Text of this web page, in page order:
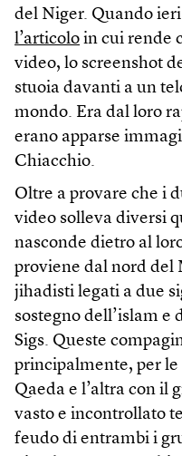
del Niger. Quando ieri
l’articolo in cui rende
video, lo screenshot
stuoia davanti a un
mondo. Era dal loro
erano apparse
Chiacchio.
Oltre a provare che i
video solleva diversi
nasconde dietro al
proviene dal nord del
jihadisti legati a due
sostegno dell’islam
Sigs. Queste
principalmente, per le
Qaeda e l’altra con il
vasto e incontrollato
feudo di entrambi i